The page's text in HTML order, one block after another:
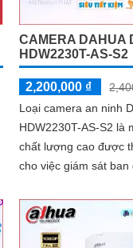
CAMERA DAHUA
HDW2230T-AS-S2
2,200,000 ₫
Loại camera an ninh
HDW2230T-AS-S2 là
chất lượng cao được
cho việc giám sát ban đêm.
camera có...